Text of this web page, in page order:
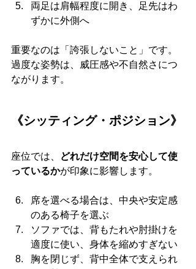
両足は肩幅程度に開き、足先はわ
ずかに外側へ
重要なのは「誇張しないこと」です。
過度な姿勢は、威圧感や不自然さにつ
ながります。
《シッティング・ポジション》
座位では、
どれだけ空間を安心して使
っているかが印象に影響します。
席を選べる場合は、中央や安定感
のある椅子を選ぶ
ソファでは、背もたれや肘掛けを
適度に使い、身体を縮めすぎない
胸を閉じず、背中全体で支えられ